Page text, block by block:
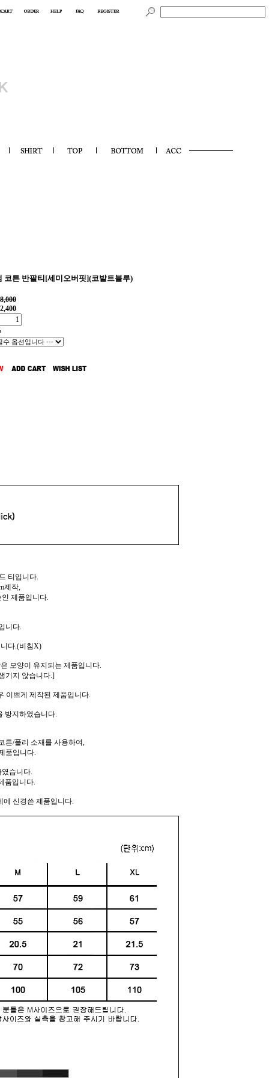
코튼 반팔티[세미오버핏](코발트블루)
티입니다.
제작,
제품입니다.
니다.
다.(비침X)
모양이 유지되는 제품입니다.
기지 않습니다.]
이쁘게 제작된 제품입니다.
방지하였습니다.
튼/폴리 소재를 사용하여,
품입니다.
습니다.
품입니다.
에 신경쓴 제품입니다.